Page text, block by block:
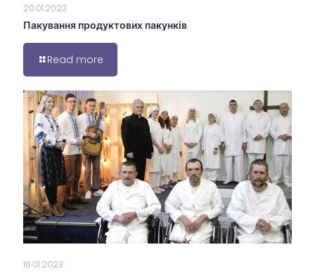
20.01.2023
Пакування продуктових пакунків
Read more
16.01.2023